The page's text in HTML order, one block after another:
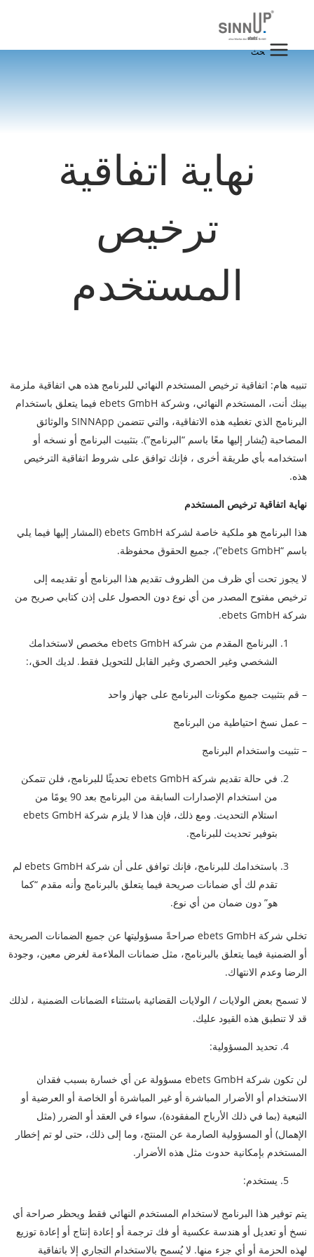
المحتوى
البحث
نهاية اتفاقية
ترخيص
المستخدم
تنبيه هام: اتفاقية ترخيص المستخدم النهائي للبرنامج هذه هي اتفاقية ملزمة
بينك أنت، المستخدم النهائي، وشركة ebets GmbH فيما يتعلق باستخدام
البرنامج الذي تغطيه هذه الاتفاقية، والتي تتضمن SINNApp والوثائق
المصاحبة (يُشار إليها معًا باسم “البرنامج”). بتثبيت البرنامج أو نسخه أو
استخدامه بأي طريقة أخرى ، فإنك توافق على شروط اتفاقية الترخيص
هذه.
نهاية اتفاقية ترخيص المستخدم
هذا البرنامج هو ملكية خاصة لشركة ebets GmbH (المشار إليها فيما يلي
باسم “ebets GmbH”)، جميع الحقوق محفوظة.
لا يجوز تحت أي ظرف من الظروف تقديم هذا البرنامج أو تقديمه إلى
ترخيص مفتوح المصدر من أي نوع دون الحصول على إذن كتابي صريح من
شركة ebets GmbH.
البرنامج المقدم من شركة ebets GmbH مخصص لاستخدامك
الشخصي وغير الحصري وغير القابل للتحويل فقط. لديك الحق،:
– قم بتثبيت جميع مكونات البرنامج على جهاز واحد
– عمل نسخ احتياطية من البرنامج
– تثبيت واستخدام البرنامج
في حالة تقديم شركة ebets GmbH تحديثًا للبرنامج، فلن تتمكن
من استخدام الإصدارات السابقة من البرنامج بعد 90 يومًا من
استلام التحديث. ومع ذلك، فإن هذا لا يلزم شركة ebets GmbH
بتوفير تحديث للبرنامج.
باستخدامك للبرنامج، فإنك توافق على أن شركة ebets GmbH لم
تقدم لك أي ضمانات صريحة فيما يتعلق بالبرنامج وأنه مقدم “كما
هو” دون ضمان من أي نوع.
تخلي شركة ebets GmbH صراحةً مسؤوليتها عن جميع الضمانات الصريحة
أو الضمنية فيما يتعلق بالبرنامج، مثل ضمانات الملاءمة لغرض معين، وجودة
الرضا وعدم الانتهاك.
لا تسمح بعض الولايات / الولايات القضائية باستثناء الضمانات الضمنية ، لذلك
قد لا تنطبق هذه القيود عليك.
تحديد المسؤولية:
لن تكون شركة ebets GmbH مسؤولة عن أي خسارة بسبب فقدان
الاستخدام أو الأضرار المباشرة أو غير المباشرة أو الخاصة أو العرضية أو
التبعية (بما في ذلك الأرباح المفقودة)، سواء في العقد أو الضرر (مثل
الإهمال) أو المسؤولية الصارمة عن المنتج، وما إلى ذلك، حتى لو تم إخطار
المستخدم بإمكانية حدوث مثل هذه الأضرار.
يستخدم:
يتم توفير هذا البرنامج لاستخدام المستخدم النهائي فقط ويحظر صراحة أي
نسخ أو تعديل أو هندسة عكسية أو فك ترجمة أو إعادة إنتاج أو إعادة توزيع
لهذه الحزمة أو أي جزء منها. لا يُسمح بالاستخدام التجاري إلا باتفاقية